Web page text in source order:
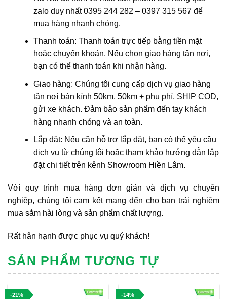
zalo duy nhất 0395 244 282 – 0397 315 567 để
mua hàng nhanh chóng.
Thanh toán: Thanh toán trực tiếp bằng tiền mặt
hoặc chuyển khoản. Nếu chọn giao hàng tận nơi,
bạn có thể thanh toán khi nhận hàng.
Giao hàng: Chúng tôi cung cấp dịch vụ giao hàng
tận nơi bán kính 50km, 50km + phụ phí, SHIP COD,
gửi xe khách. Đảm bảo sản phẩm đến tay khách
hàng nhanh chóng và an toàn.
Lắp đặt: Nếu cần hỗ trợ lắp đặt, bạn có thể yêu cầu
dịch vụ từ chúng tôi hoặc tham khảo hướng dẫn lắp
đặt chi tiết trên kênh Showroom Hiền Lâm.
Với quy trình mua hàng đơn giản và dịch vụ chuyên
nghiệp, chúng tôi cam kết mang đến cho bạn trải nghiệm
mua sắm hài lòng và sản phẩm chất lượng.
Rất hân hạnh được phục vụ quý khách!
SẢN PHẨM TƯƠNG TỰ
-21% -14%